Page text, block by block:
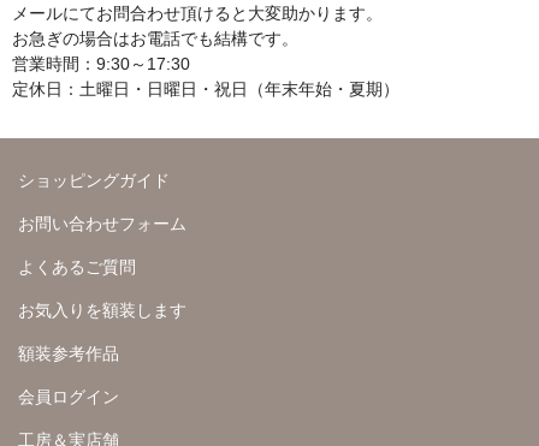
メールにてお問合わせ頂けると大変助かります。
お急ぎの場合はお電話でも結構です。
営業時間：9:30～17:30
定休日：土曜日・日曜日・祝日（年末年始・夏期）
ショッピングガイド
お問い合わせフォーム
よくあるご質問
お気入りを額装します
額装参考作品
会員ログイン
工房＆実店舗